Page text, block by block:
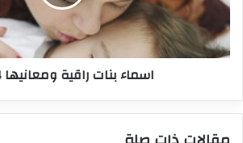
اسماء بنات راقية ومعانيها 2024